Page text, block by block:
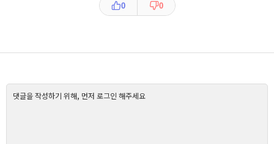
0 0
댓글을 작성하기 위해, 먼저 로그인 해주세요